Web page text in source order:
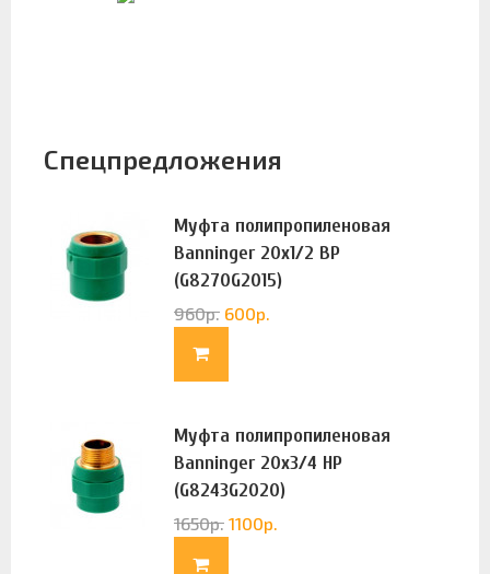
Спецпредложения
Муфта полипропиленовая
Banninger 20х1/2 ВР
(G8270G2015)
960р. 600р.
Муфта полипропиленовая
Banninger 20х3/4 НР
(G8243G2020)
1650р. 1100р.